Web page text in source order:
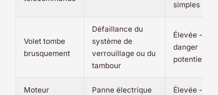
simples
Volet tombe
brusquement
Défaillance du
système de
verrouillage ou du
tambour
Élevée -
danger
potentiel
Moteur
Panne électrique
Élevée -